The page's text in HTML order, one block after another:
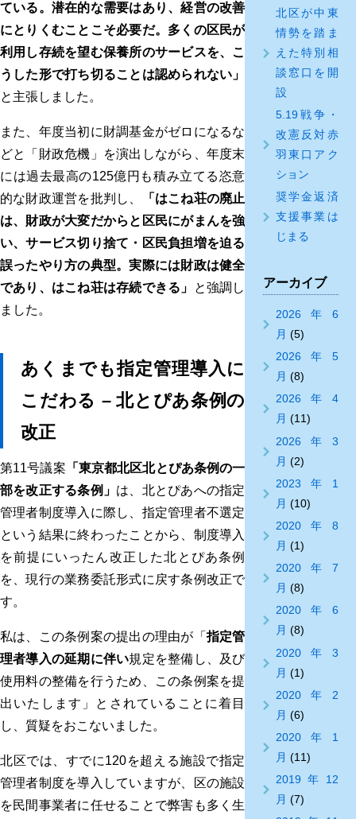
ている。潜在的な需要はあり、経営の改善
にとりくむことこそ必要だ。多くの区民が
利用し存続を望む保養所のサービスを、こ
うした形で打ち切ることは認められない」
と主張しました。
また、年度当初に財調基金がゼロになるな
どと「財政危機」を演出しながら、年度末
には過去最高の125億円も積み立てる恣意
的な財政運営を批判し、
「はこね荘の廃止
は、財政が大変だからと区民にがまんを強
い、サービス切り捨て・区民負担増を迫る
誤ったやり方の典型。実際には財政は健全
であり、はこね荘は存続できる」
と強調し
ました。
あくまでも指定管理導入に
こだわる – 北とぴあ条例の
改正
第11号議案 「東京都北区北とぴあ条例の一
部を改正する条例」 は、北とぴあへの指定
管理者制度導入に際し、指定管理者不選定
という結果に終わったことから、制度導入
を前提にいったん改正した北とぴあ条例
を、現行の業務委託形式に戻す条例改正で
す。
私は、この条例案の提出の理由が「指定管
理者導入の延期に伴い規定を整備し、及び
使用料の整備を行うため、この条例案を提
出いたします」とされていることに着目
し、質疑をおこないました。
北区では、すでに120を超える施設で指定
管理者制度を導入していますが、区の施設
を民間事業者に任せることで弊害も多く生
北区が中東
情勢を踏ま
えた特別相
談窓口を開
設
5.19戦争・
改憲反対赤
羽東口アク
ション
奨学金返済
支援事業は
じまる
アーカイブ
2026年6
月 (5)
2026年5
月 (8)
2026年4
月 (11)
2026年3
月 (2)
2023年1
月 (10)
2020年8
月 (1)
2020年7
月 (8)
2020年6
月 (8)
2020年3
月 (1)
2020年2
月 (6)
2020年1
月 (11)
2019年12
月 (7)